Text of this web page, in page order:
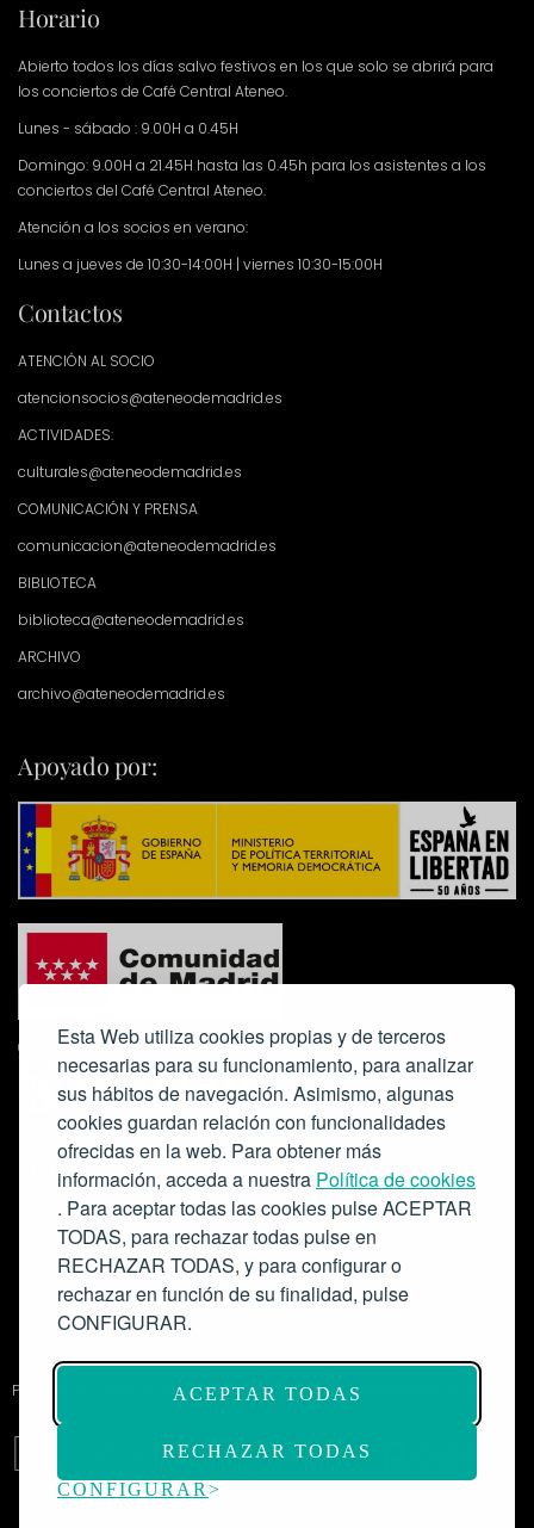
Esta Web utiliza cookies propias y de terceros
necesarias para su funcionamiento, para analizar
sus hábitos de navegación. Asimismo, algunas
cookies guardan relación con funcionalidades
ofrecidas en la web. Para obtener más
información, acceda a nuestra Política de cookies
. Para aceptar todas las cookies pulse ACEPTAR
TODAS, para rechazar todas pulse en
RECHAZAR TODAS, y para configurar o
rechazar en función de su finalidad, pulse
CONFIGURAR.
ACEPTAR TODAS
RECHAZAR TODAS
CONFIGURAR
Horario
Abierto todos los días salvo festivos en los que solo se abrirá para
los conciertos de Café Central Ateneo.
Lunes - sábado : 9.00H a 0.45H
Domingo: 9.00H a 21.45H hasta las 0.45h para los asistentes a los
conciertos del Café Central Ateneo.
Atención a los socios en verano:
Lunes a jueves de 10:30-14:00H | viernes 10:30-15:00H
Contactos
ATENCIÓN AL SOCIO
atencionsocios@ateneodemadrid.es
ACTIVIDADES:
culturales@ateneodemadrid.es
COMUNICACIÓN Y PRENSA
comunicacion@ateneodemadrid.es
BIBLIOTECA
biblioteca@ateneodemadrid.es
ARCHIVO
archivo@ateneodemadrid.es
Apoyado por:
Colabora:
Proyecto de modernización de infraestructuras y digitalización del
Salón de Actos del Ateneo de Madrid como espacio escénico-musical.
Subvención: 175.000€